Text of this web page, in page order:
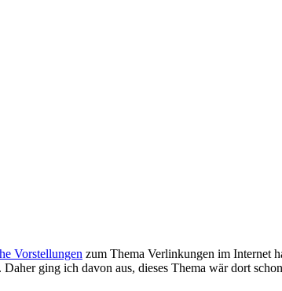
Vorstellungen zum Thema Verlinkungen im Internet
. Daher ging ich davon aus, dieses Thema wär dort